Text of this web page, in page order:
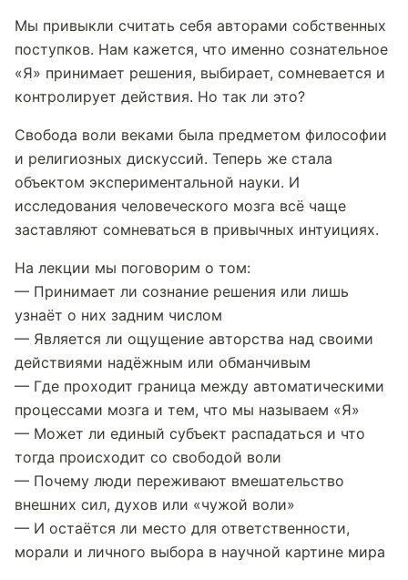
Мы привыкли считать себя авторами собственных
поступков. Нам кажется, что именно сознательное
«Я» принимает решения, выбирает, сомневается и
контролирует действия. Но так ли это?
Свобода воли веками была предметом философии
и религиозных дискуссий. Теперь же стала
объектом экспериментальной науки. И
исследования человеческого мозга всё чаще
заставляют сомневаться в привычных интуициях.
На лекции мы поговорим о том:
— Принимает ли сознание решения или лишь
узнаёт о них задним числом
— Является ли ощущение авторства над своими
действиями надёжным или обманчивым
— Где проходит граница между автоматическими
процессами мозга и тем, что мы называем «Я»
— Может ли единый субъект распадаться и что
тогда происходит со свободой воли
— Почему люди переживают вмешательство
внешних сил, духов или «чужой воли»
— И остаётся ли место для ответственности,
морали и личного выбора в научной картине мира